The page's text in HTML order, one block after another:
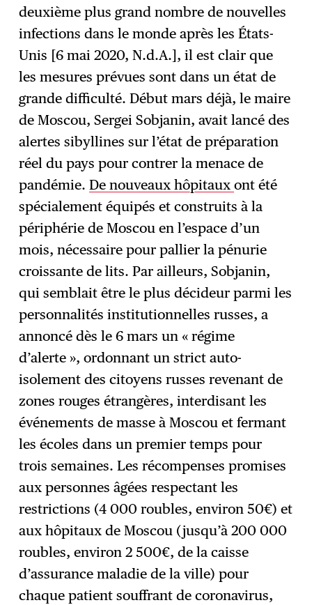
deuxième plus grand nombre de nouvelles
infections dans le monde après les États-
Unis [6 mai 2020, N.d.A.], il est clair que
les mesures prévues sont dans un état de
grande difficulté. Début mars déjà, le maire
de Moscou, Sergei Sobjanin, avait lancé des
alertes sibyllines sur l’état de préparation
réel du pays pour contrer la menace de
pandémie.De nouveaux hôpitauxont été
spécialement équipés et construits à la
périphérie de Moscou en l’espace d’un
mois, nécessaire pour pallier la pénurie
croissante de lits. Par ailleurs, Sobjanin,
qui semblait être le plus décideur parmi les
personnalités institutionnelles russes, a
annoncé dès le 6 mars un « régime
d’alerte », ordonnant un strict auto-
isolement des citoyens russes revenant de
zones rouges étrangères, interdisant les
événements de masse à Moscou et fermant
les écoles dans un premier temps pour
trois semaines. Les récompenses promises
aux personnes âgées respectant les
restrictions (4 000 roubles, environ 50€) et
aux hôpitaux de Moscou (jusqu’à 200 000
roubles, environ 2 500€, de la caisse
d’assurance maladie de la ville) pour
chaque patient souffrant de coronavirus,